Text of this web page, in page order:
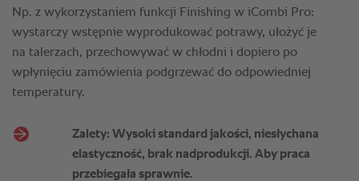
Np. z wykorzystaniem funkcji Finishing w iCombi Pro:
wystarczy wstępnie wyprodukować potrawy, ułożyć je
na talerzach, przechowywać w chłodni i dopiero po
wpłynięciu zamówienia podgrzewać do odpowiedniej
temperatury.
Zalety: Wysoki standard jakości, niesłychana
elastyczność, brak nadprodukcji. Aby praca
przebiegała sprawnie.